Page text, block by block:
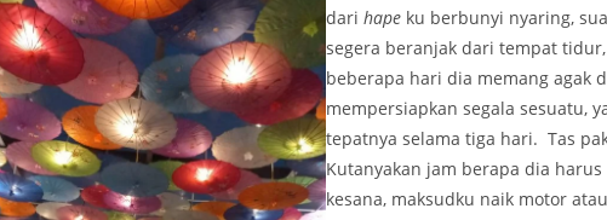
darihape ku berbunyi nyaring,
segera beranjak dari tempat
beberapa hari dia memang agak
mempersiapkan segala sesuatu,
tepatnya selama tiga hari. Tas
Kutanyakan jam berapa dia
kesana, maksudku naik motor